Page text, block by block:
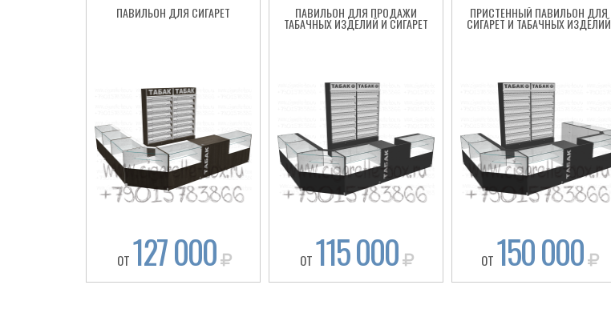
ПАВИЛЬОН ДЛЯ СИГАРЕТ
ОТ 127 000
ПАВИЛЬОН ДЛЯ ПРОДАЖИ
ТАБАЧНЫХ ИЗДЕЛИЙ И СИГАРЕТ
ОТ 115 000
ПРИСТЕННЫЙ ПАВИЛЬОН ДЛЯ
СИГАРЕТ И ТАБАЧНЫХ ИЗДЕЛИЙ
ОТ 150 000